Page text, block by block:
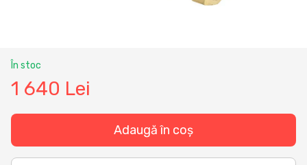
În stoc
1 640 Lei
Adaugă în coș